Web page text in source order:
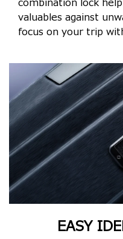
combination lock
valuables against
focus on your trip
EASY